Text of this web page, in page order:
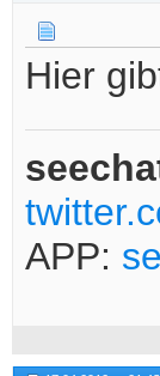
Hier
APP: